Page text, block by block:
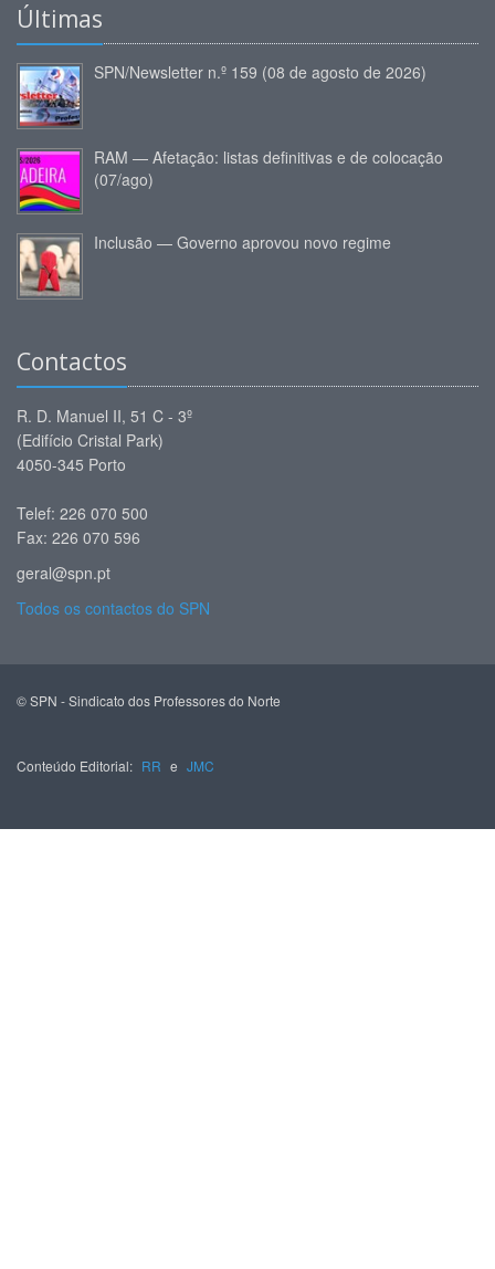
Últimas
SPN/Newsletter n.º 159 (08 de agosto de 2026)
RAM — Afetação: listas definitivas e de colocação
(07/ago)
Inclusão — Governo aprovou novo regime
Contactos
R. D. Manuel II, 51 C - 3º
(Edifício Cristal Park)
4050-345 Porto
Telef: 226 070 500
Fax: 226 070 596
geral@spn.pt
Todos os contactos do SPN
© SPN - Sindicato dos Professores do Norte
Conteúdo Editorial: RR e JMC